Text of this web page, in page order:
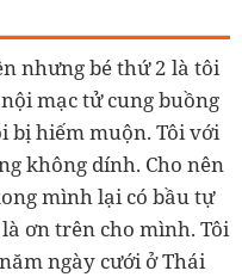
nhưng bé thứ 2 là tôi
mạc tử cung buồng
bị hiếm muộn. Tôi với
không dính. Cho nên
mình lại có bầu tự
ơn trên cho mình. Tôi
ngày cưới ở Thái